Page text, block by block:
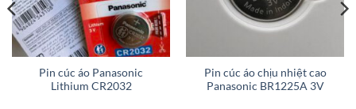
Pin cúc áo Panasonic
Lithium CR2032
Pin cúc áo chịu nhiệt cao
Panasonic BR1225A 3V